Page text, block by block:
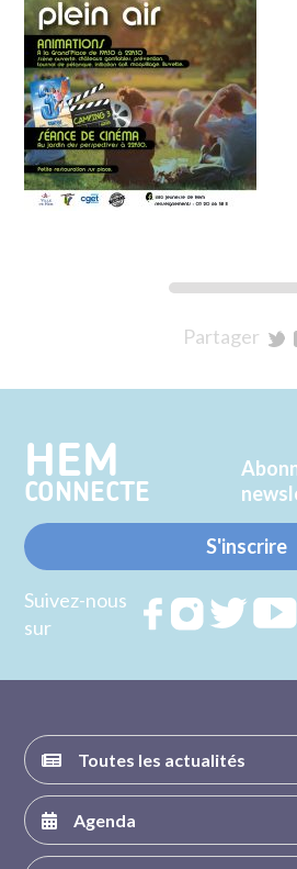
Partager
HEM
CONNECTE
S'inscrire
Suivez-nous
sur
RejoignezRejoignez
Toutes les actualités
Agenda